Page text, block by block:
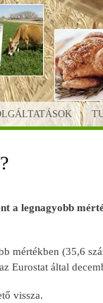
a legnagyobb
mértékben (35,6
Eurostat által
vissza.